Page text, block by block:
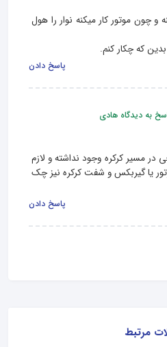
مرتبط
و چون موتور کار میکنه نوار را هول
که چکار کنم.
پاسخ دادن
به دیدگاه هادی
در مسیر کرکره وجود نداشته و لازم
یا گیربکس و شفت کرکره نیز چک
پاسخ دادن